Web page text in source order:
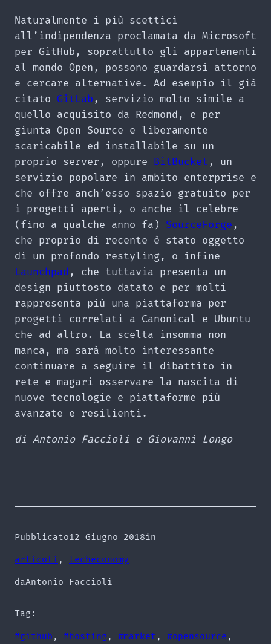
Naturalmente i più scettici
all’indipendenza proclamata da Microsoft
per GitHub, soprattutto gli appartenenti
al mondo Open, possono guardarsi attorno
e cercare alternative. Ad esempio il già
citato GitLab , servizio molto simile a
quello acquisito da Redmond, e per
giunta Open Source e liberamente
scaricabile ed installabile su un
proprio server, oppure BitBucket , un
servizio popolare in ambito enterprise e
che offre anch’esso spazio gratuito per
i progetti aperti, o anche il celebre
(fino a qualche anno fa) SourceForge ,
che proprio di recente è stato oggetto
di un profondo restyling, o infine
Launchpad , che tuttavia presenta un
design piuttosto datato e per molti
rappresenta più una piattaforma per
progetti correlati a Canonical e Ubuntu
che ad altro. La scelta insomma non
manca, ma sarà molto interessante
continuare a seguire il dibattito in
rete e magari osservare la nascita di
nuove tecnologie e piattaforme più
avanzate e resilienti.
di Antonio Faccioli e Giovanni Longo
Pubblicato12 Giugno 2018in
articoli , techeconomy
daAntonio Faccioli
Tag:
#github , #hosting , #market , #opensource